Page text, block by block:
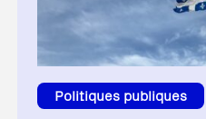
Politiques publiques